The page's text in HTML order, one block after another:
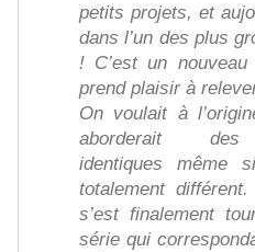
petits projets, et
dans l’un des plus
! C’est un nouveau
prend plaisir à
On voulait à
aborderait des
identiques même
totalement
s’est finalement
série qui